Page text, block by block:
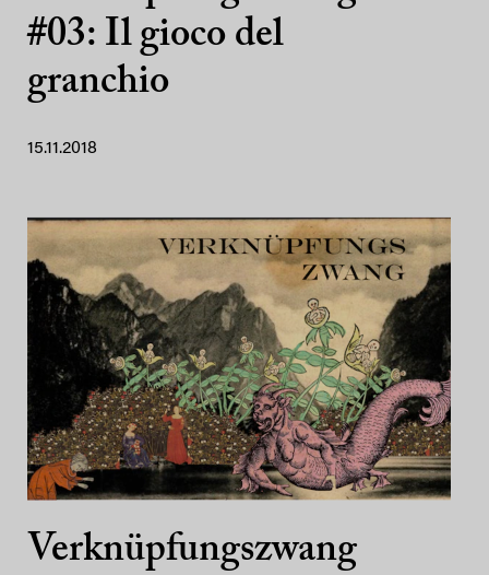
#03: Il gioco del
granchio
15.11.2018
Verknüpfungszwang